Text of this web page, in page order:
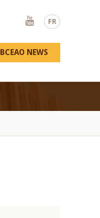
FR
Youtube
BCEAO NEWS